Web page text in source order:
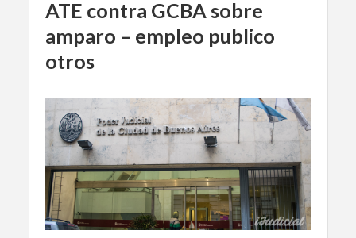
ATE contra GCBA sobre
amparo – empleo publico
otros